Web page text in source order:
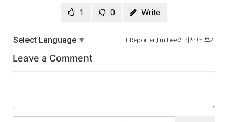
1 0 Write
Select Language ▼ + Reporter Jim Lee의 기사 더 보기
Leave a Comment